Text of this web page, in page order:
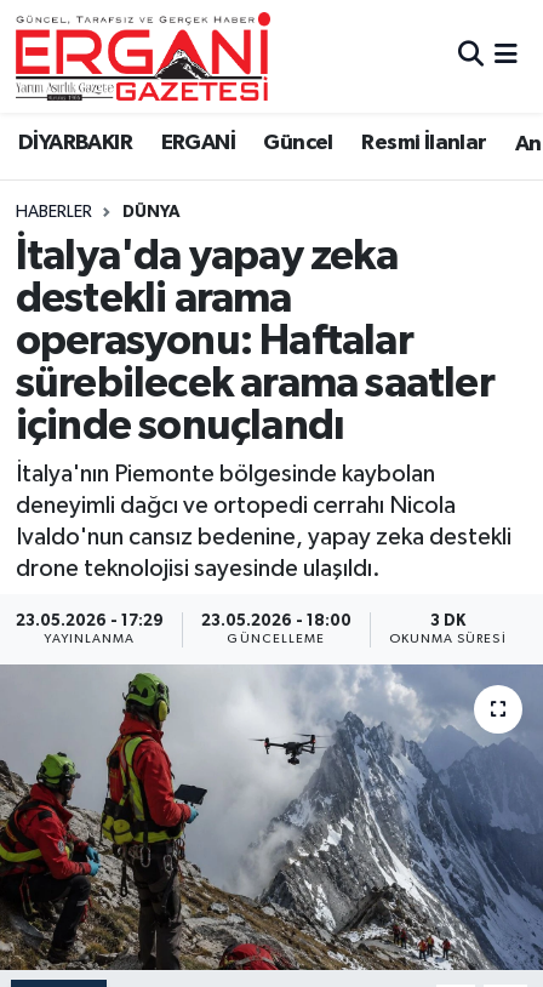
DİYARBAKIR ERGANİ Güncel Resmi İlanlar
HABERLER DÜNYA
İtalya'da yapay zeka
destekli arama
operasyonu: Haftalar
sürebilecek arama saatler
içinde sonuçlandı
İtalya'nın Piemonte bölgesinde kaybolan
deneyimli dağcı ve ortopedi cerrahı Nicola
Ivaldo'nun cansız bedenine, yapay zeka destekli
drone teknolojisi sayesinde ulaşıldı.
23.05.2026 - 17:29
YAYINLANMA
23.05.2026 - 18:00
GÜNCELLEME
3 DK
OKUNMA SÜRESI
DİYARBAKIR
BİSMİL
BAĞLAR
ERGANİ
Güncel
Eği̇ti̇m
Resmi İlanlar
Sağlık
Si̇yaset
Spor
Anali̇z
Bi̇li̇m & Teknoloji̇
Dünya
Eği̇ti̇m
Ergani Nöbetçi Eczaneler
Ergani Hava Durumu
Ergani Trafik Yoğunluk Haritası
Süper Lig Puan Durumu ve Fikstür
Tüm Manşetler
Son Dakika Haberleri
Haber Arşivi